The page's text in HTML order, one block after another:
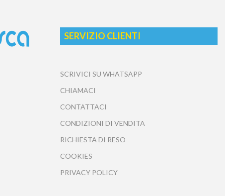
SERVIZIO CLIENTI
SCRIVICI SU WHATSAPP
CHIAMACI
CONTATTACI
CONDIZIONI DI VENDITA
RICHIESTA DI RESO
COOKIES
PRIVACY POLICY